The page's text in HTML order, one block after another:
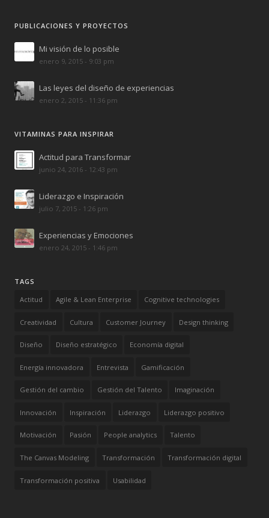
PUBLICACIONES Y PROYECTOS
Mi visión de lo posible
enero 9, 2015 - 9:03 pm
Las leyes del diseño de experiencias
enero 2, 2015 - 11:36 pm
VITAMINAS PARA INSPIRAR
Actitud para Transformar
junio 24, 2016 - 12:43 pm
Liderazgo e Inspiración
julio 7, 2015 - 1:26 pm
Experiencias y Emociones
enero 24, 2015 - 1:46 pm
TAGS
Actitud Agile & Lean Enterprise Cognitive technologies
Creatividad Cultura Customer Journey Design thinking
Diseño Diseño estratégico Economía digital
Energía innovadora Entrevista Gamificación
Gestión del cambio Gestión del Talento Imaginación
Innovación Inspiración Liderazgo Liderazgo positivo
Motivación Pasión People analytics Talento
The Canvas Modeling Transformación Transformación digital
Transformación positiva Usabilidad